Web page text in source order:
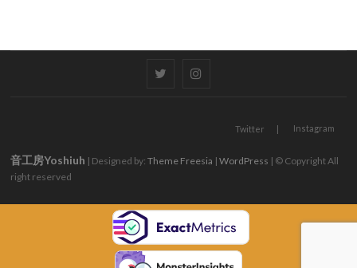
Twitter
Twitter Instagram
音工房Yoshiuh | Designed by:Theme Freesia |WordPress | © Copyright All
right reserved